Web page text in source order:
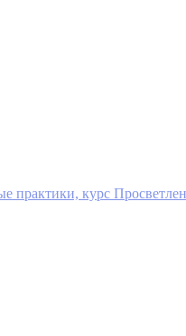
практики, курс